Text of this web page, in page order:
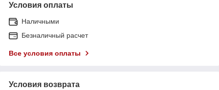
Условия оплаты
Наличными
Безналичный расчет
Все условия оплаты
Условия возврата